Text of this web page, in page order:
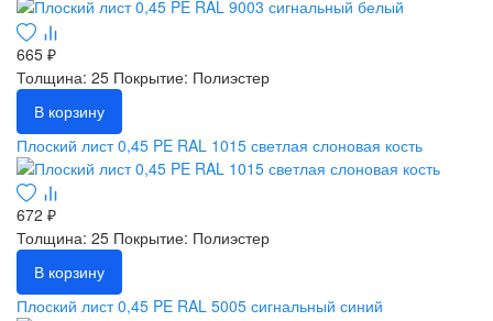
665 ₽
Толщина: 25 Покрытие: Полиэстер
В корзину
Плоский лист 0,45 PE RAL 1015 светлая слоновая кость
672 ₽
Толщина: 25 Покрытие: Полиэстер
В корзину
Плоский лист 0,45 PE RAL 5005 сигнальный синий